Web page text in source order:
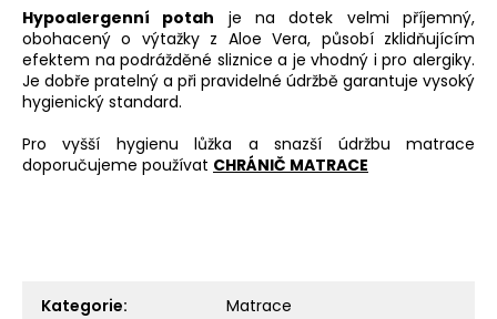
Hypoalergenní potah je na dotek velmi příjemný,
obohacený o výtažky z Aloe Vera, působí zklidňujícím
efektem na podrážděné sliznice a je vhodný i pro alergiky.
Je dobře pratelný a při pravidelné údržbě garantuje vysoký
hygienický standard.
Pro vyšší hygienu lůžka a snazší údržbu matrace
doporučujeme používat CHRÁNIČ MATRACE
Kategorie: Matrace